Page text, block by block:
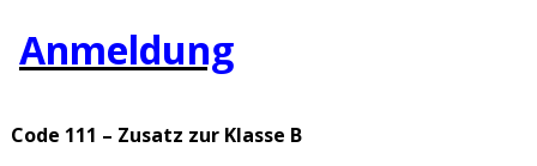
Anmeldung
Code 111 – Zusatz zur Klasse B